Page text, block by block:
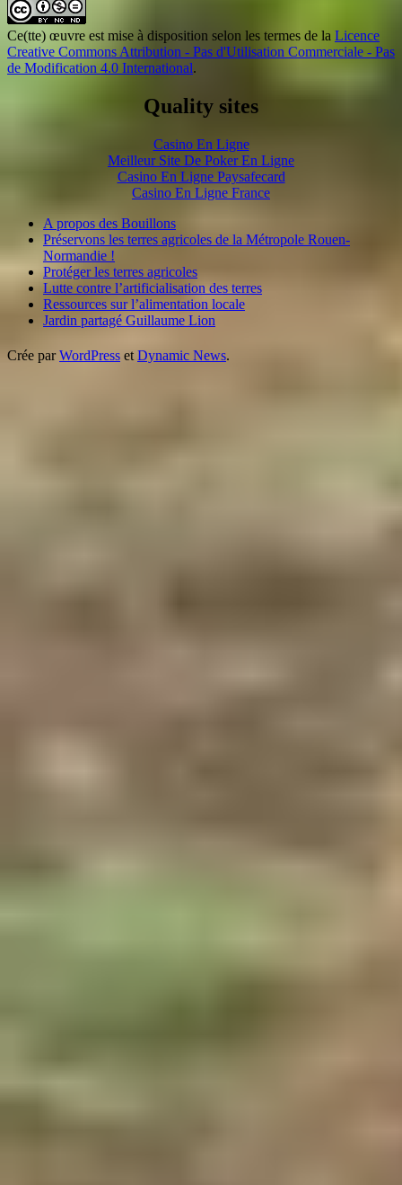
Ce(tte) œuvre est mise à disposition selon les termes de la Licence
Creative Commons Attribution - Pas d'Utilisation Commerciale - Pas
de Modification 4.0 International.
Quality sites
Casino En Ligne
Meilleur Site De Poker En Ligne
Casino En Ligne Paysafecard
Casino En Ligne France
A propos des Bouillons
Préservons les terres agricoles de la Métropole Rouen-
Normandie !
Protéger les terres agricoles
Lutte contre l’artificialisation des terres
Ressources sur l’alimentation locale
Jardin partagé Guillaume Lion
Crée parWordPress et Dynamic News.